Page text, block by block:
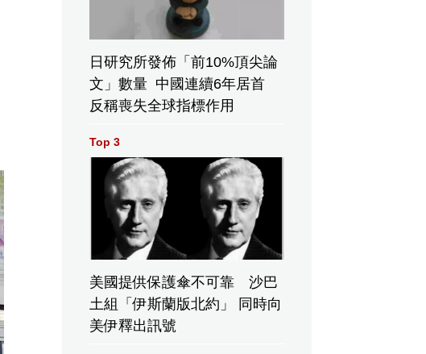
日研究所發佈「前10%頂尖論
文」數量 中國連續6年居首
反稱喪失全球指標作用
Top 3
美國提供保護傘不可靠 沙巴
土組「伊斯蘭版北約」 同時向
美伊釋出訊號